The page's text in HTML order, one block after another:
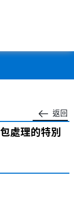
返回
處理的特別